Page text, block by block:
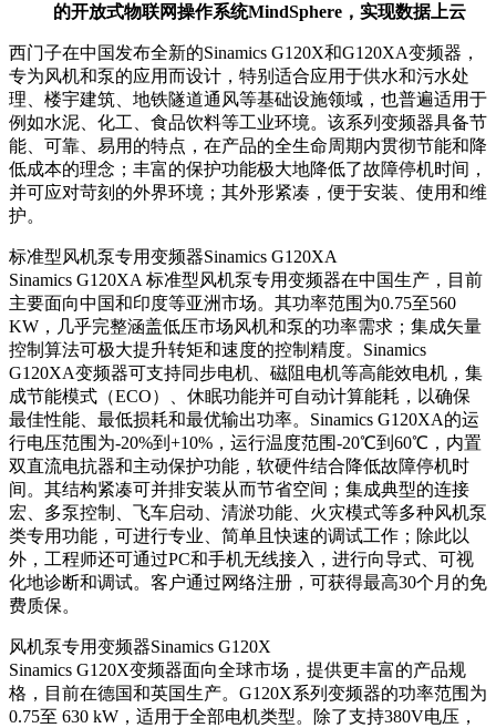
的开放式物联网操作系统MindSphere，实现数据上云
西门子在中国发布全新的Sinamics G120X和G120XA变频器，
专为风机和泵的应用而设计，特别适合应用于供水和污水处
理、楼宇建筑、地铁隧道通风等基础设施领域，也普遍适用于
例如水泥、化工、食品饮料等工业环境。该系列变频器具备节
能、可靠、易用的特点，在产品的全生命周期内贯彻节能和降
低成本的理念；丰富的保护功能极大地降低了故障停机时间，
并可应对苛刻的外界环境；其外形紧凑，便于安装、使用和维
护。
标准型风机泵专用变频器Sinamics G120XA
Sinamics G120XA 标准型风机泵专用变频器在中国生产，目前
主要面向中国和印度等亚洲市场。其功率范围为0.75至560
KW，几乎完整涵盖低压市场风机和泵的功率需求；集成矢量
控制算法可极大提升转矩和速度的控制精度。Sinamics
G120XA变频器可支持同步电机、磁阻电机等高能效电机，集
成节能模式（ECO）、休眠功能并可自动计算能耗，以确保
最佳性能、最低损耗和最优输出功率。Sinamics G120XA的运
行电压范围为-20%到+10%，运行温度范围-20℃到60℃，内置
双直流电抗器和主动保护功能，软硬件结合降低故障停机时
间。其结构紧凑可并排安装从而节省空间；集成典型的连接
宏、多泵控制、飞车启动、清淤功能、火灾模式等多种风机泵
类专用功能，可进行专业、简单且快速的调试工作；除此以
外，工程师还可通过PC和手机无线接入，进行向导式、可视
化地诊断和调试。客户通过网络注册，可获得最高30个月的免
费质保。
风机泵专用变频器Sinamics G120X
Sinamics G120X变频器面向全球市场，提供更丰富的产品规
格，目前在德国和英国生产。G120X系列变频器的功率范围为
0.75至 630 kW，适用于全部电机类型。除了支持380V电压，